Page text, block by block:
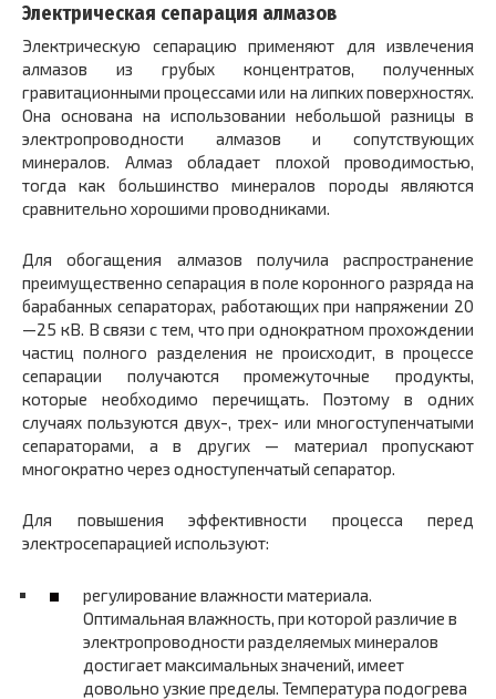
Электрическая сепарация алмазов
Электрическую сепарацию применяют для извлечения
алмазов из грубых концентратов, полученных
гравитационными процессами или на липких поверхностях.
Она основана на использовании небольшой разницы в
электропроводности алмазов и сопутствующих
минералов. Алмаз обладает плохой проводимостью,
тогда как большинство минералов породы являются
сравнительно хорошими проводниками.
Для обогащения алмазов получила распространение
преимущественно сепарация в поле коронного разряда на
барабанных сепараторах, работающих при напряжении 20
—25 кВ. В связи с тем, что при однократном прохождении
частиц полного разделения не происходит, в процессе
сепарации получаются промежуточные продукты,
которые необходимо перечищать. Поэтому в одних
случаях пользуются двух-, трех- или многоступенчатыми
сепараторами, а в других — материал пропускают
многократно через одноступенчатый сепаратор.
Для повышения эффективности процесса перед
электросепарацией используют:
регулирование влажности материала.
Оптимальная влажность, при которой различие в
электропроводности разделяемых минералов
достигает максимальных значений, имеет
довольно узкие пределы. Температура подогрева